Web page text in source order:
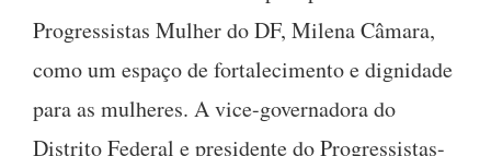
Progressistas Mulher do DF, Milena Câmara,
como um espaço de fortalecimento e dignidade
para as mulheres. A vice-governadora do
Distrito Federal e presidente do Progressistas-